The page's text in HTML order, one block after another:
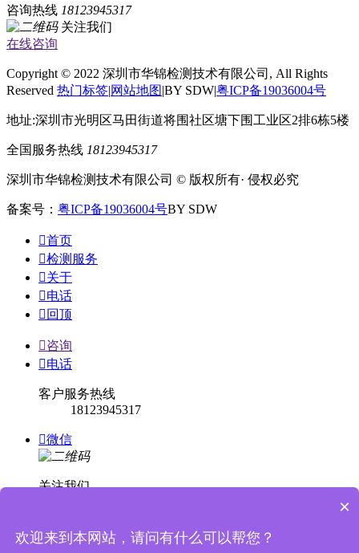
咨询热线 18123945317
关注我们
在线咨询
Copyright © 2022 深圳市华锦检测技术有限公司, All Rights
Reserved 热门标签|网站地图|BY SDW|粤ICP备19036004号
地址:深圳市光明区马田街道将围社区塘下围工业区2排6栋5楼
全国服务热线 18123945317
深圳市华锦检测技术有限公司 © 版权所有· 侵权必究
备案号： 粤ICP备19036004号BY SDW
首页
检测服务
关于
电话
 回顶
咨询
电话
客户服务热线
18123945317
微信
关注我们

×
欢迎来到本网站，请问有什么可以帮您？